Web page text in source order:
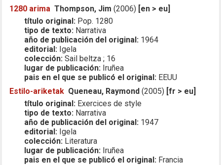
1280 arima Thompson, Jim (2006) [en > eu]
título original: Pop. 1280
tipo de texto: Narrativa
año de publicación del original: 1964
editorial: Igela
colección: Sail beltza ; 16
lugar de publicación: Iruñea
pais en el que se publicó el original: EEUU
Estilo-ariketak Queneau, Raymond (2005) [fr > eu]
título original: Exercices de style
tipo de texto: Narrativa
año de publicación del original: 1947
editorial: Igela
colección: Literatura
lugar de publicación: Iruñea
pais en el que se publicó el original: Francia